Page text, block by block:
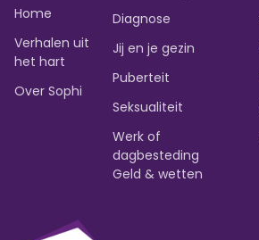
Home
Verhalen uit
het hart
Over Sophi
Diagnose
Jij en je gezin
Puberteit
Seksualiteit
Werk of
dagbesteding
Geld & wetten